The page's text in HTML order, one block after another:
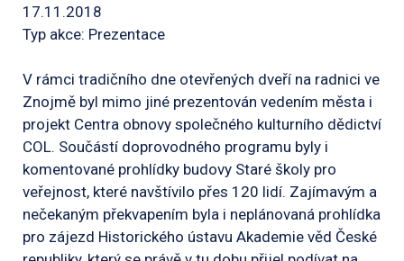
17.11.2018
Typ akce: Prezentace
V rámci tradičního dne otevřených dveří na radnici ve
Znojmě byl mimo jiné prezentován vedením města i
projekt Centra obnovy společného kulturního dědictví
COL. Součástí doprovodného programu byly i
komentované prohlídky budovy Staré školy pro
veřejnost, které navštívilo přes 120 lidí. Zajímavým a
nečekaným překvapením byla i neplánovaná prohlídka
pro zájezd Historického ústavu Akademie věd České